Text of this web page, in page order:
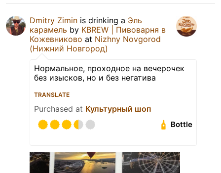
Dmitry Zimin is drinking a Эль
карамель by KBREW | Пивоварня в
Кожевниково at Nizhny Novgorod
(Нижний Новгород)
Нормальное, проходное на вечерочек
без изысков, но и без негатива
TRANSLATE
Purchased at Культурный шоп
Bottle